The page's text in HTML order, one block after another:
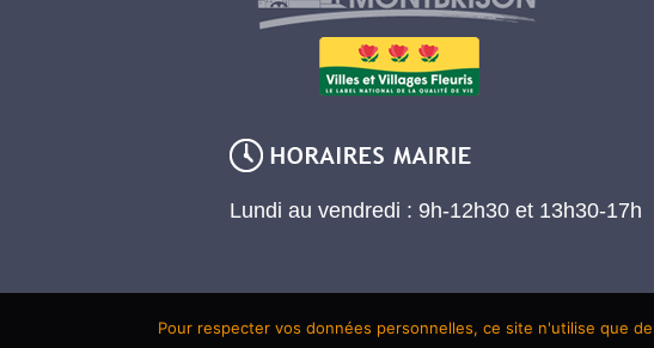
Lundi au vendredi : 9h-12h30 et 13h30-17h
Pour respecter vos données personnelles, ce site n'utilise que